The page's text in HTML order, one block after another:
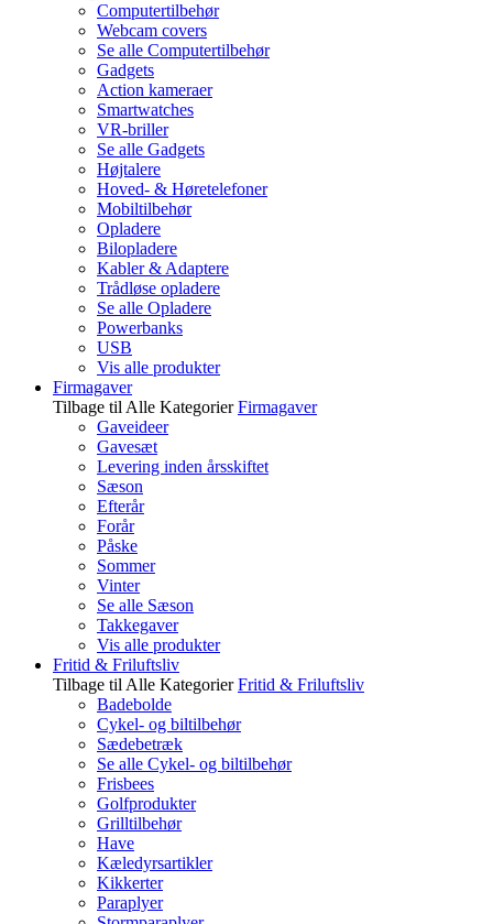
Computertilbehør
Webcam covers
Se alle Computertilbehør
Gadgets
Action kameraer
Smartwatches
VR-briller
Se alle Gadgets
Højtalere
Hoved- & Høretelefoner
Mobiltilbehør
Opladere
Bilopladere
Kabler & Adaptere
Trådløse opladere
Se alle Opladere
Powerbanks
USB
Vis alle produkter
Firmagaver
Tilbage til Alle Kategorier Firmagaver
Gaveideer
Gavesæt
Levering inden årsskiftet
Sæson
Efterår
Forår
Påske
Sommer
Vinter
Se alle Sæson
Takkegaver
Vis alle produkter
Fritid & Friluftsliv
Tilbage til Alle Kategorier Fritid & Friluftsliv
Badebolde
Cykel- og biltilbehør
Sædebetræk
Se alle Cykel- og biltilbehør
Frisbees
Golfprodukter
Grilltilbehør
Have
Kæledyrsartikler
Kikkerter
Paraplyer